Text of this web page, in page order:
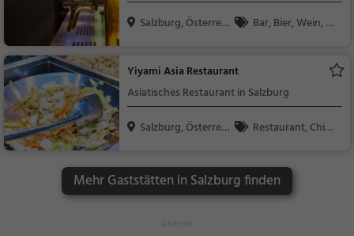
Salzburg, Österreic
Bar, Bier, Wein, Sn
Yiyami Asia Restaurant
Asiatisches Restaurant in Salzburg
Salzburg, Österreic
Restaurant, Chine
dessen, Mittagessen,
Vegetarisch
Mehr Gaststätten in Salzburg finden